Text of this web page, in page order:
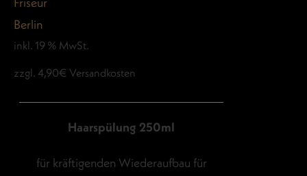
inkl. 19 % MwSt.
zzgl. 4,90€ Versandkosten
Haarspülung 250ml
für kräftigenden Wiederaufbau für